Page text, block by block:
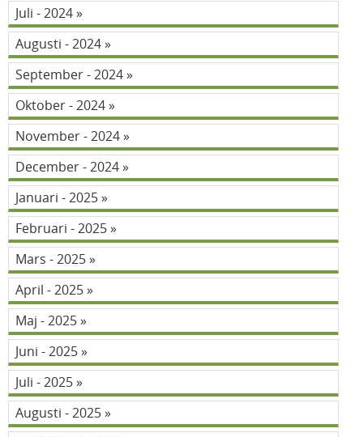
Juli - 2024
Augusti - 2024
September - 2024
Oktober - 2024
November - 2024
December - 2024
Januari - 2025
Februari - 2025
Mars - 2025
April - 2025
Maj - 2025
Juni - 2025
Juli - 2025
Augusti - 2025